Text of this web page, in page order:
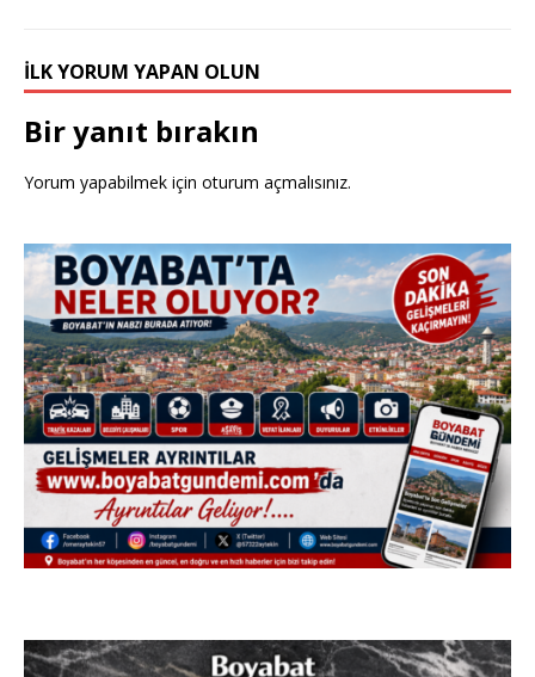
İLK YORUM YAPAN OLUN
Bir yanıt bırakın
Yorum yapabilmek için oturum açmalısınız.